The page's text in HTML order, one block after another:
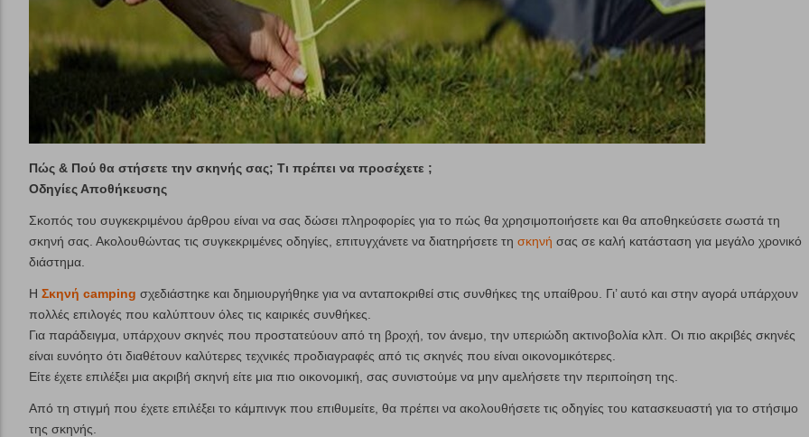
Πώς & Πού θα στήσετε την σκηνής σας; Τι πρέπει να προσέχετε ;
Οδηγίες Αποθήκευσης
Σκοπός του συγκεκριμένου άρθρου είναι να σας δώσει πληροφορίες για το πώς θα χρησιμοποιήσετε και θα αποθηκεύσετε σωστά τη
σκηνή σας. Ακολουθώντας τις συγκεκριμένες οδηγίες, επιτυγχάνετε να διατηρήσετε τη σκηνή σας σε καλή κατάσταση για μεγάλο χρονικό
διάστημα.
Η Σκηνή camping σχεδιάστηκε και δημιουργήθηκε για να ανταποκριθεί στις συνθήκες της υπαίθρου. Γι’ αυτό και στην αγορά υπάρχουν
πολλές επιλογές που καλύπτουν όλες τις καιρικές συνθήκες.
Για παράδειγμα, υπάρχουν σκηνές που προστατεύουν από τη βροχή, τον άνεμο, την υπεριώδη ακτινοβολία κλπ. Οι πιο ακριβές σκηνές
είναι ευνόητο ότι διαθέτουν καλύτερες τεχνικές προδιαγραφές από τις σκηνές που είναι οικονομικότερες.
Είτε έχετε επιλέξει μια ακριβή σκηνή είτε μια πιο οικονομική, σας συνιστούμε να μην αμελήσετε την περιποίηση της.
Από τη στιγμή που έχετε επιλέξει το κάμπινγκ που επιθυμείτε, θα πρέπει να ακολουθήσετε τις οδηγίες του κατασκευαστή για το στήσιμο
της σκηνής.